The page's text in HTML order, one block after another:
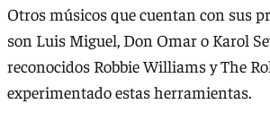
Otros músicos que cuentan con sus
son Luis Miguel, Don Omar o Karol
reconocidos Robbie Williams y The
experimentado estas herramientas.